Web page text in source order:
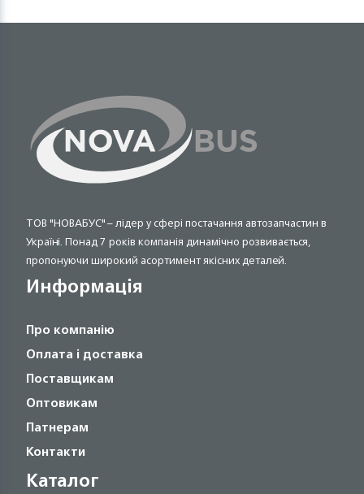
ТОВ "НОВАБУС" – лідер у сфері постачання автозапчастин в
Україні. Понад 7 років компанія динамічно розвивається,
пропонуючи широкий асортимент якісних деталей.
Информація
Про компанію
Оплата і доставка
Поставщикам
Оптовикам
Патнерам
Контакти
Каталог